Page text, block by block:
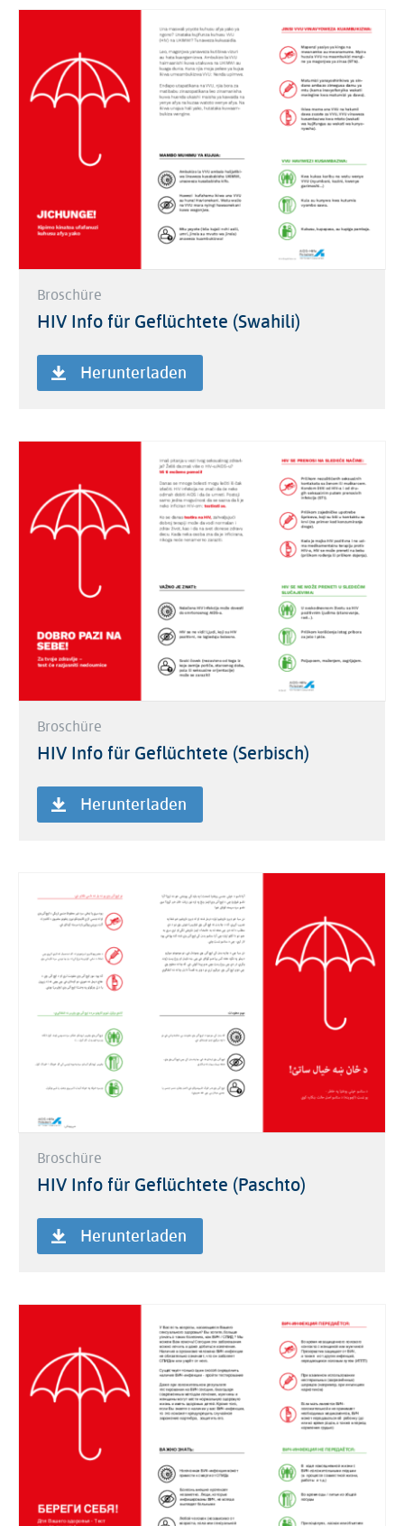
Broschüre
HIV Info für Geflüchtete (Swahili)
Herunterladen
Broschüre
HIV Info für Geflüchtete (Serbisch)
Herunterladen
Broschüre
HIV Info für Geflüchtete (Paschto)
Herunterladen